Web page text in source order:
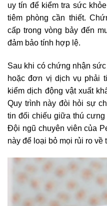
uy tín để kiểm tra sức
tiêm phòng cần thiết.
cấp trong vòng bảy đến
đảm bảo tính hợp lệ.
Sau khi có chứng nhận
hoặc đơn vị dịch vụ phải
kiểm dịch động vật xuất
Quy trình này đòi hỏi sự
tin đối chiếu giữa thú
Đội ngũ chuyên viên của
này để loại bỏ mọi rủi ro về